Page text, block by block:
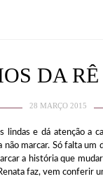
DA
28 MARÇO 2015
lindas e dá atenção a
marcar. Só falta
a história que
faz, vem conferir